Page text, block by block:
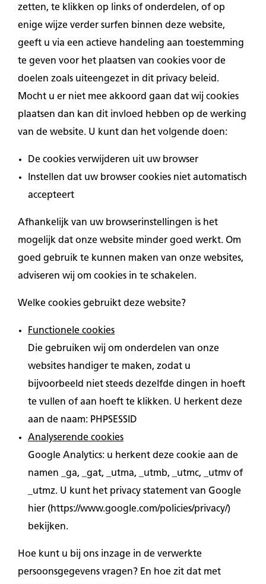
zetten, te klikken op links of onderdelen, of op
enige wijze verder surfen binnen deze website,
geeft u via een actieve handeling aan toestemming
te geven voor het plaatsen van cookies voor de
doelen zoals uiteengezet in dit privacy beleid.
Mocht u er niet mee akkoord gaan dat wij cookies
plaatsen dan kan dit invloed hebben op de werking
van de website. U kunt dan het volgende doen:
De cookies verwijderen uit uw browser
Instellen dat uw browser cookies niet automatisch
accepteert
Afhankelijk van uw browserinstellingen is het
mogelijk dat onze website minder goed werkt. Om
goed gebruik te kunnen maken van onze websites,
adviseren wij om cookies in te schakelen.
Welke cookies gebruikt deze website?
Functionele cookies
Die gebruiken wij om onderdelen van onze
websites handiger te maken, zodat u
bijvoorbeeld niet steeds dezelfde dingen in hoeft
te vullen of aan hoeft te klikken. U herkent deze
aan de naam: PHPSESSID
Analyserende cookies
Google Analytics: u herkent deze cookie aan de
namen _ga, _gat, _utma, _utmb, _utmc, _utmv of
_utmz. U kunt het privacy statement van Google
hier (https://www.google.com/policies/privacy/)
bekijken.
Hoe kunt u bij ons inzage in de verwerkte
persoonsgegevens vragen? En hoe zit dat met